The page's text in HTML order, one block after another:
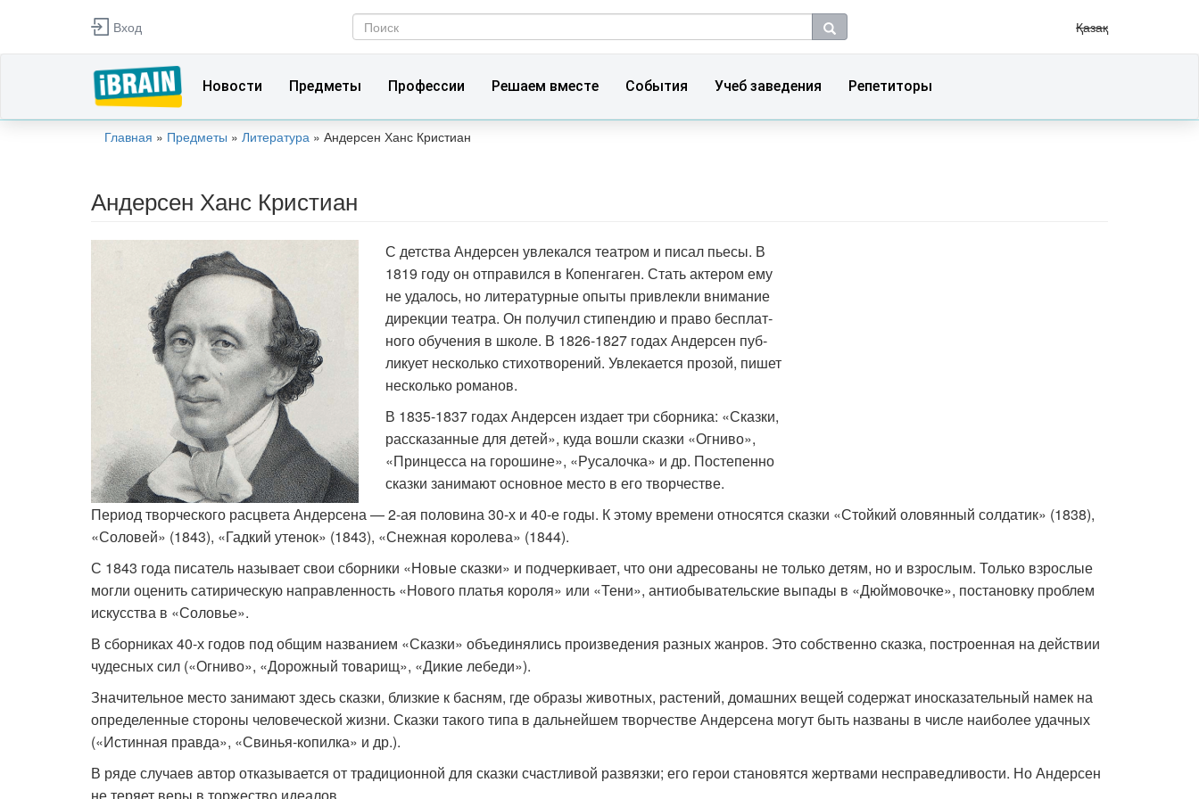
Перейти к основному содержанию
Вход Форма поиска
Поиск
Қазақ
Новости Предметы Профессии Решаем вместе События Учеб заведения Репетиторы
Вы здесь
Главная » Предметы » Литература » Андерсен Ханс Кристиан
Андерсен Ханс Кристиан
С детства Андерсен увлекался театром и писал пьесы. В
1819 году он отправился в Копенгаген. Стать актером ему
не удалось, но литературные опыты привлекли внимание
дирекции театра. Он получил стипендию и право бесплат­
ного обучения в школе. В 1826-1827 годах Андерсен пуб­
ликует несколько стихотворений. Увлекается прозой, пишет
несколько романов.
В 1835-1837 годах Андерсен издает три сборника: «Сказки,
рассказанные для детей», куда вошли сказки «Огниво»,
«Принцесса на горо­шине», «Русалочка» и др. По­степенно
сказки занимают ос­новное место в его творчестве.
Период творческого рас­цвета Андерсена — 2-ая поло­вина 30-х и 40-е годы. К этому времени относятся сказки «Стойкий оловянный солда­тик» (1838),
«Соловей» (1843), «Гадкий утенок» (1843), «Снеж­ная королева» (1844).
С 1843 года писатель назы­вает свои сборники «Новые сказки» и подчеркивает, что они адресованы не только детям, но и взрослым. Только взрослые
могли оценить сатирическую направленность «Нового платья короля» или «Тени», антиобывательские выпады в «Дюймовочке», по­становку проблем
искусства в «Соловье».
В сборниках 40-х годов под общим названием «Сказ­ки» объединялись произведения разных жанров. Это соб­ственно сказка, построенная на действии
чудесных сил («Огниво», «Дорожный товарищ», «Дикие лебеди»).
Значительное место занимают здесь сказки, близкие к басням, где образы животных, растений, домашних вещей содержат иносказательный намек на
определенные сторо­ны человеческой жизни. Сказки такого типа в дальнейшем творчестве Андерсена могут быть названы в числе наиболее удачных
(«Истинная правда», «Свинья-копилка» и др.).
В ряде случаев автор отказывается от традиционной для сказки счастливой развязки; его герои становятся жер­твами несправедливости. Но Андерсен